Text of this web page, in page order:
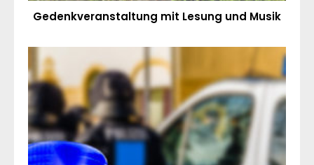
Gedenkveranstaltung mit Lesung und Musik